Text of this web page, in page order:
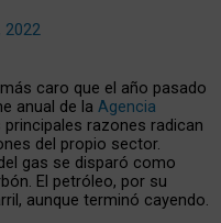
2022
caro que el año pasado
anual de la Agencia
principales razones radican
del propio sector.
gas se disparó como
El petróleo, por su
aunque terminó cayendo.